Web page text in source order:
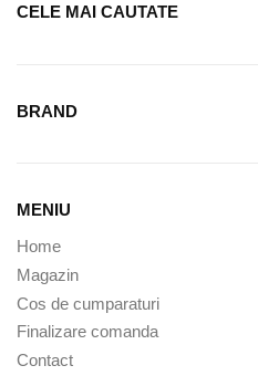
CELE MAI CAUTATE
BRAND
MENIU
Home
Magazin
Cos de cumparaturi
Finalizare comanda
Contact